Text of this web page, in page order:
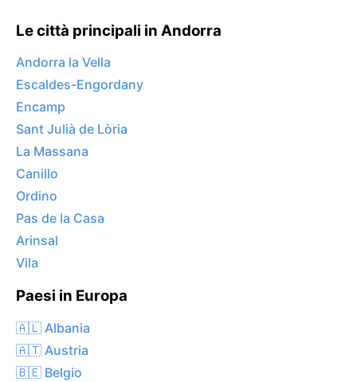
Le città principali in Andorra
Andorra la Vella
Escaldes-Engordany
Encamp
Sant Julià de Lòria
La Massana
Canillo
Ordino
Pas de la Casa
Arinsal
Vila
Paesi in Europa
🇦🇱 Albania
🇦🇹 Austria
🇧🇪 Belgio